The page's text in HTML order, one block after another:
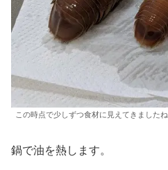
この時点で少しずつ食材に見えてきましたね
鍋で油を熱します。